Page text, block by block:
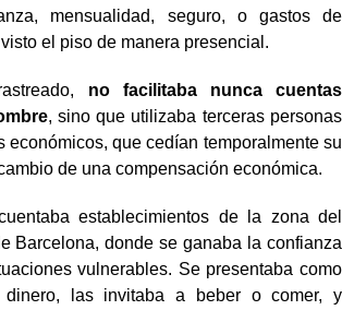
mensualidad, seguro, o gastos de
el piso de manera presencial.
no facilitaba nunca cuentas
, sino que utilizaba terceras personas
económicos, que cedían temporalmente su
de una compensación económica.
establecimientos de la zona del
Barcelona, donde se ganaba la confianza
vulnerables. Se presentaba como
dinero, las invitaba a beber o comer, y